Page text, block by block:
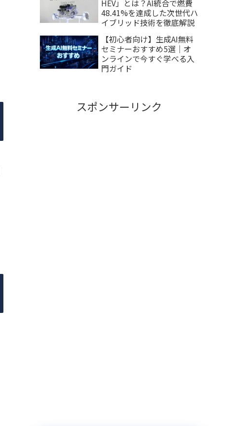
HEV」とは？AI統合で燃費
48.41%を達成した次世代ハ
イブリッド技術を徹底解説
【初心者向け】生成AI無料
セミナーおすすめ5選｜オ
ンラインで今すぐ学べる入
門ガイド
スポンサーリンク